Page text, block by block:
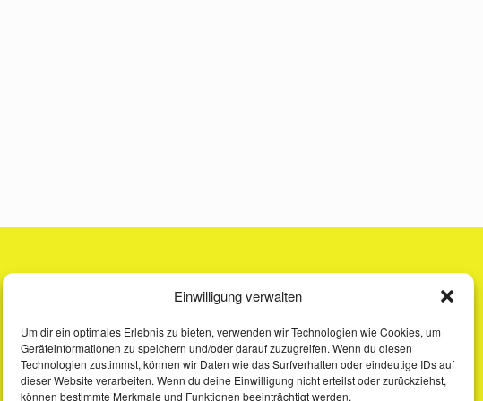
Einwilligung verwalten
Um dir ein optimales Erlebnis zu bieten, verwenden wir Technologien wie Cookies, um
Geräteinformationen zu speichern und/oder darauf zuzugreifen. Wenn du diesen
Technologien zustimmst, können wir Daten wie das Surfverhalten oder eindeutige IDs auf
dieser Website verarbeiten. Wenn du deine Einwilligung nicht erteilst oder zurückziehst,
können bestimmte Merkmale und Funktionen beeinträchtigt werden.